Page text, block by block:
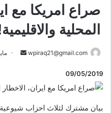
صراع امريكا مع
المحلية
wpiraq21@gmail.com
أرسل مايو 8,
09/05/2019
بيان مشترك لثلاث احزاب